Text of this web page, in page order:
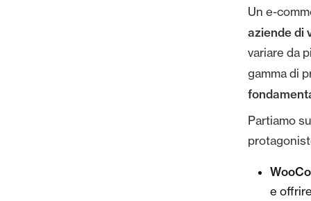
Un e-
aziende di
variare da
gamma di
Partiamo
e